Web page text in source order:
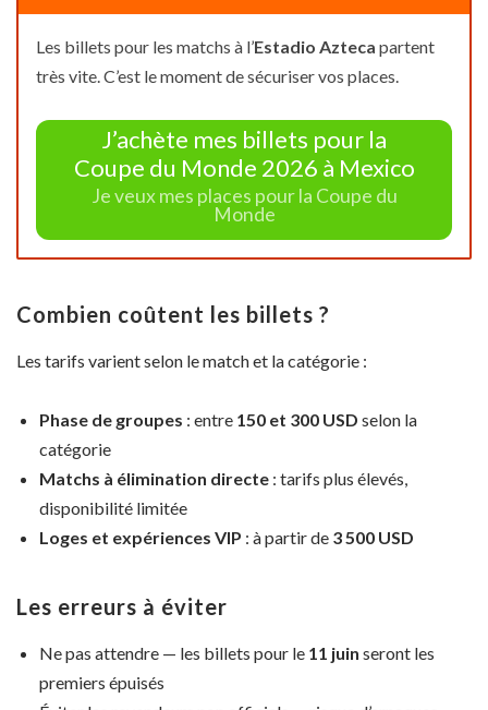
Les billets pour les matchs à l’Estadio Azteca partent
très vite. C’est le moment de sécuriser vos places.
J’achète mes billets pour la
Coupe du Monde 2026 à Mexico
Je veux mes places pour la Coupe du
Monde
Combien coûtent les billets ?
Les tarifs varient selon le match et la catégorie :
Phase de groupes : entre 150 et 300 USD selon la
catégorie
Matchs à élimination directe : tarifs plus élevés,
disponibilité limitée
Loges et expériences VIP : à partir de 3 500 USD
Les erreurs à éviter
Ne pas attendre — les billets pour le 11 juin seront les
premiers épuisés